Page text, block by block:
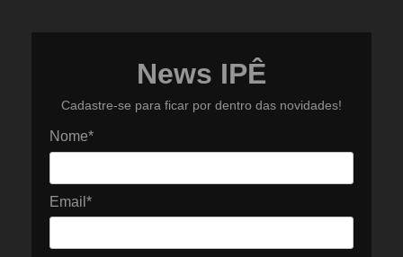
News IPÊ
Cadastre-se para ficar por dentro das novidades!
Nome*
Email*